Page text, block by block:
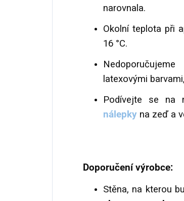
narovnala.
Okolní teplota při
16 °C.
latexovými
Podívejte se na
nálepky na zeď a
Doporučení výrobce:
Stěna, na kterou